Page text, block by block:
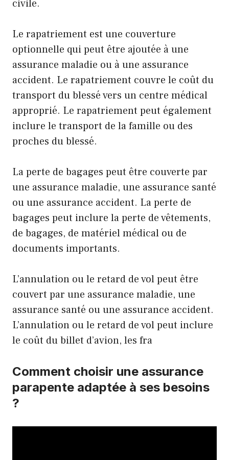
civile.
Le rapatriement est une couverture
optionnelle qui peut être ajoutée à une
assurance maladie ou à une assurance
accident. Le rapatriement couvre le coût du
transport du blessé vers un centre médical
approprié. Le rapatriement peut également
inclure le transport de la famille ou des
proches du blessé.
La perte de bagages peut être couverte par
une assurance maladie, une assurance santé
ou une assurance accident. La perte de
bagages peut inclure la perte de vêtements,
de bagages, de matériel médical ou de
documents importants.
L’annulation ou le retard de vol peut être
couvert par une assurance maladie, une
assurance santé ou une assurance accident.
L’annulation ou le retard de vol peut inclure
le coût du billet d’avion, les fra
Comment choisir une assurance
parapente adaptée à ses besoins
?